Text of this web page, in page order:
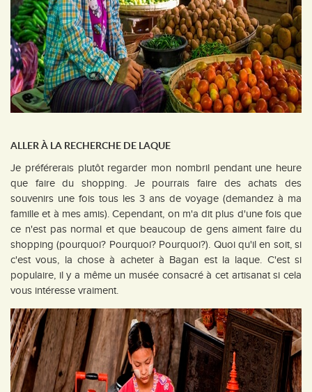
ALLER À LA RECHERCHE DE LAQUE
Je préférerais plutôt regarder mon nombril pendant une heure
que faire du shopping. Je pourrais faire des achats des
souvenirs une fois tous les 3 ans de voyage (demandez à ma
famille et à mes amis). Cependant, on m'a dit plus d'une fois que
ce n'est pas normal et que beaucoup de gens aiment faire du
shopping (pourquoi? Pourquoi? Pourquoi?). Quoi qu'il en soit, si
c'est vous, la chose à acheter à Bagan est la laque. C'est si
populaire, il y a même un musée consacré à cet artisanat si cela
vous intéresse vraiment.